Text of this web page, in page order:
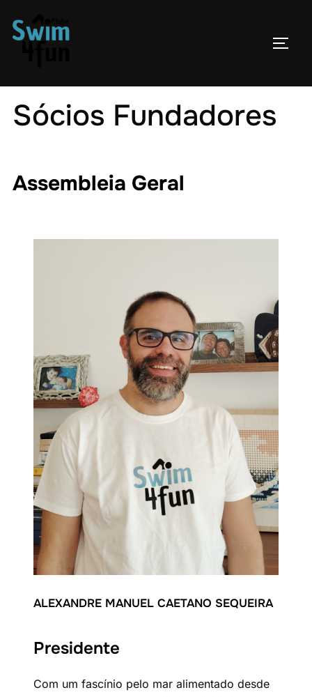
Sócios Fundadores
Assembleia Geral
ALEXANDRE MANUEL CAETANO SEQUEIRA
Presidente
Com um fascínio pelo mar alimentado desde